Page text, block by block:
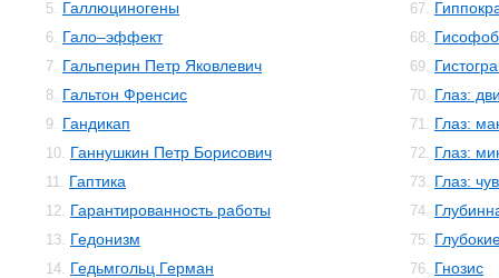
5. Галлюциногены
6. Гало–эффект
7. Гальперин Петр Яковлевич
8. Гальтон Френсис
9. Гандикап
10. Ганнушкин Петр Борисович
11. Гаптика
12. Гарантированность работы
13. Гедонизм
14. Гедьмгольц Герман
67.
68.
69.
70. Глаз:
71. Глаз:
72. Глаз:
73. Глаз:
74.
75.
76. Гнозис